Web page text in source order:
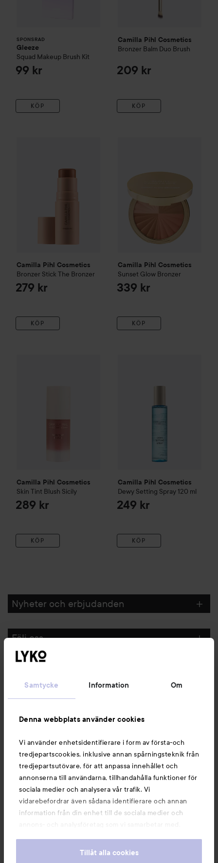
Samtycke Information Om
Denna webbplats använder cookies
Vi använder enhetsidentifierare i form av första-och
tredjepartscookies, inklusive annan spårningsteknik från
tredjepartsutövare, för att anpassa innehållet och
annonserna till användarna, tillhandahålla funktioner för
sociala medier och analysera vår trafik. Vi
vidarebefordrar även sådana identifierare och annan
information från din enhet till de sociala medier och
annons- och analysföretag som vi samarbetar med.
information som du har tillhandahållit eller som de har
Tillåt alla cookies
SPONSRAD
Gleeze
Squad Makeup Brush Kit
99 kr
KÖP
Camilla Pihl Cosmetics
Bronzer Balm Duo Brush
209 kr
KÖP
Camilla Pihl Cosmetics
Bronzer Stick The Bronzer
279 kr
KÖP
Camilla Pihl Cosmetics
Sunset Glow Bronzer
339 kr
KÖP
Camilla Pihl Cosmetics
Skin Tint Blush Sicily
289 kr
KÖP
Camilla Pihl Cosmetics
Dewy Setting Spray 120 ml
249 kr
KÖP
Nyheter och erbjudanden
Följ oss
Du kanske också gillar